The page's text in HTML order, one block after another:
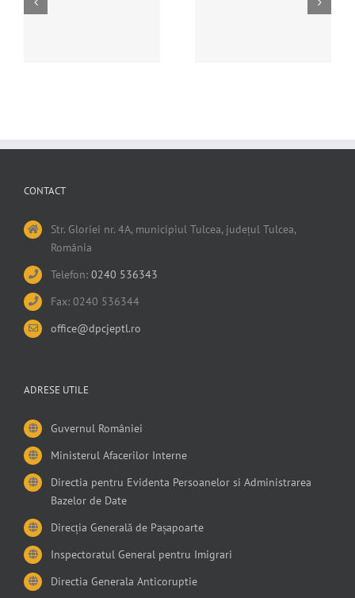
Hotararea nr.95 din 28
CONTACT
Str. Gloriei nr. 4A, municipiul Tulcea, județul Tulcea,
România
Telefon: 0240 536343
Fax: 0240 536344
office@dpcjeptl.ro
ADRESE UTILE
Guvernul României
Ministerul Afacerilor Interne
Directia pentru Evidenta Persoanelor si Administrarea
Bazelor de Date
Direcția Generală de Pașapoarte
Inspectoratul General pentru Imigrari
Directia Generala Anticoruptie